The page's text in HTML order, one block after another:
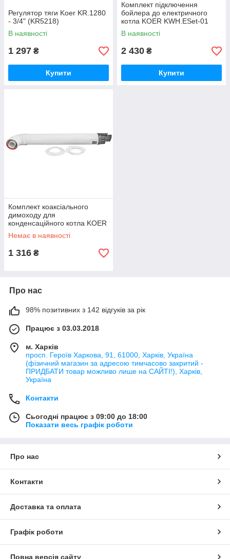
Регулятор тяги Koer KR.1280
- 3/4" (KR5218)
В наявності
1 297 ₴
Купити
Комплект підключення
бойлера до електричного
котла KOER KWH.ESet-01
(KR5564)
В наявності
2 430 ₴
Купити
Комплект коаксіального
димоходу для
конденсаційного котла KOER
KCH.03 Condens 1000 мм,
60/100 (KR5662)
Немає в наявності
1 316 ₴
Про нас
98% позитивних з 142 відгуків за рік
Працює з 03.03.2018
м. Харків
просп. Героїв Харкова, 91, 61000, Харків, Україна
(фізичний магазин за адресою тимчасово закритий -
ПРИДБАТИ товар можливо лише на САЙТІ!), Харків,
Україна
Контакти
Сьогодні працює з 09:00 до 18:00
Показати весь графік роботи
Про нас
Контакти
Доставка та оплата
Графік роботи
Повна версія сайту